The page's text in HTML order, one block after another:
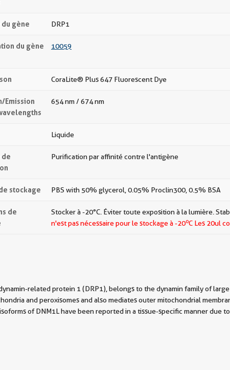
gène DRP1
du gène
10059
CoraLite® Plus 647 Fluorescent Dye
Emission
654 nm / 674 nm
Liquide
de
Purification par affinité contre l'antigène
stockage PBS with 50% glycerol, 0.05% Proclin300, 0.5% BSA
de
Stocker à -20 °C. Éviter toute exposition à la lumière.
n'est pas nécessaire pour le stockage à -20oC Les 20ul
related protein 1 (DRP1), belongs to the dynamin family of
and peroxisomes and also mediates outer mitochondrial
of DNM1L have been reported in a tissue-specific manner due